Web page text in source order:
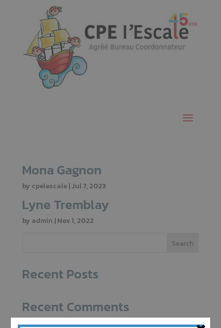
Mona Gagnon
by cpelescale|Jul 7, 2023
Lyne Tremblay
by admin |Nov 1, 2022
Search
Recent Posts
Recent Comments
No comments to show.